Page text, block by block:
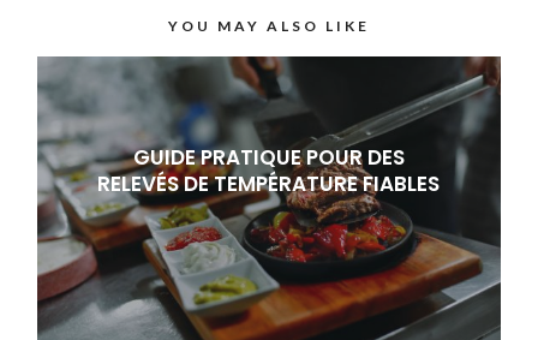
YOU MAY ALSO LIKE
GUIDE PRATIQUE POUR DES
RELEVÉS DE TEMPÉRATURE FIABLES